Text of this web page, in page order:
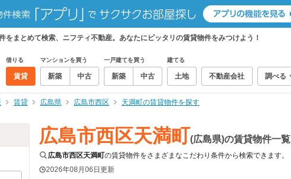
をまとめて検索、ニフティ不動産。あなたにピッタリの賃貸物件をみつけよう！
借りる
賃貸
マンションを買う
新築 中古
一戸建てを買う
新築 中古
建てる
土地 不動産会社 調べる
賃貸 広島県 広島市西区 天満町の賃貸物件を探す
広島市西区天満町(広島県)の賃貸物件一覧
広島市西区天満町の賃貸物件をさまざまなこだわり条件から検索できます。
2026年08月06日更新